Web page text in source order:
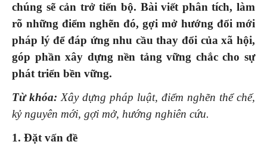
chúng sẽ cản trở tiến bộ. Bài viết phân tích, làm
rõ những điểm nghẽn đó, gợi mở hướng đổi mới
pháp lý để đáp ứng nhu cầu thay đổi của xã hội,
góp phần xây dựng nền tảng vững chắc cho sự
phát triển bền vững.
Từ khóa: Xây dựng pháp luật, điểm nghẽn thể chế,
kỷ nguyên mới, gợi mở, hướng nghiên cứu.
1. Đặt vấn đề